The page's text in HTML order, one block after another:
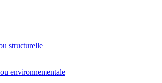
structurelle
environnementale